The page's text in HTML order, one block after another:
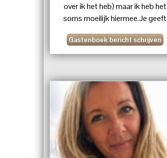
over ik het heb) maar ik heb het
soms moeilijk hiermee.Je geeft
dame dikke knuffel Sabrina
Gastenboek bericht schrijven